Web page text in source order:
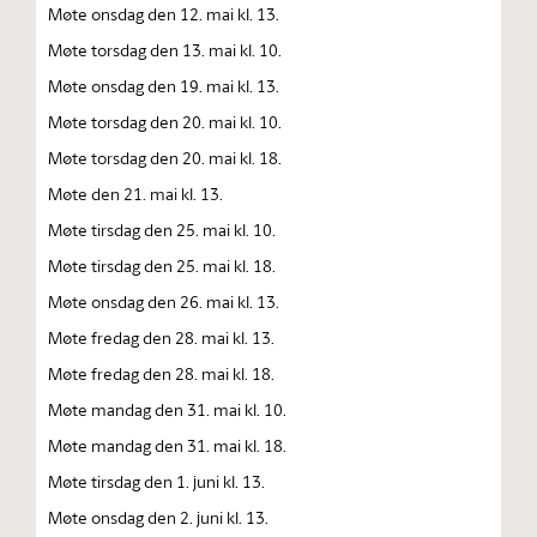
Møte onsdag den 12. mai kl. 13.
Møte torsdag den 13. mai kl. 10.
Møte onsdag den 19. mai kl. 13.
Møte torsdag den 20. mai kl. 10.
Møte torsdag den 20. mai kl. 18.
Møte den 21. mai kl. 13.
Møte tirsdag den 25. mai kl. 10.
Møte tirsdag den 25. mai kl. 18.
Møte onsdag den 26. mai kl. 13.
Møte fredag den 28. mai kl. 13.
Møte fredag den 28. mai kl. 18.
Møte mandag den 31. mai kl. 10.
Møte mandag den 31. mai kl. 18.
Møte tirsdag den 1. juni kl. 13.
Møte onsdag den 2. juni kl. 13.